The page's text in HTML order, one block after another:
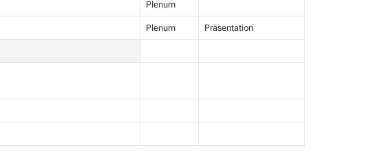
Plenum
Plenum Präsentation